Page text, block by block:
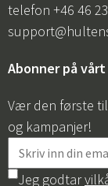
telefon +46 46
Abonner på
Vær den første
og kampanjer!
Jeg godtar